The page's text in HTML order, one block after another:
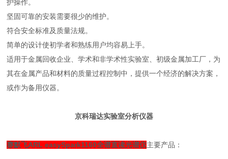
护操作。
坚固可靠的安装需要很少的维护。
符合安全标准及质量法规。
简单的设计使初学者和熟练用户均容易上手。
适用于金属回收企业、学术和非学术性实验室、初级金属加工厂，为
其在金属产品和材料的质量过程控制中，提供一个经济的解决方案，
或作为备用仪器。
京科瑞达实验室分析仪器
赛默飞ARL easySpark1160全谱直读光谱仪主要产品：